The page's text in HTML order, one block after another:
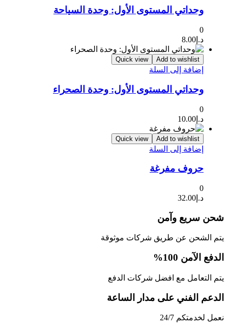
وحداتي المستوى الأول: وحدة السياحة
0
د.إ 8.00
Add to wishlist
Quick view
إضافة إلى السلة
وحداتي المستوى الأول: وحدة الصحراء
0
د.إ 10.00
Add to wishlist
Quick view
إضافة إلى السلة
حروف مفرغة
0
د.إ 32.00
شحن سريع وآمن
يتم الشحن عن طريق شركات موثوقة
الدفع الآمن 100%
يتم التعامل مع افضل شركات الدفع
الدعم الفني على مدار الساعة
نعمل لخدمتكم 24/7